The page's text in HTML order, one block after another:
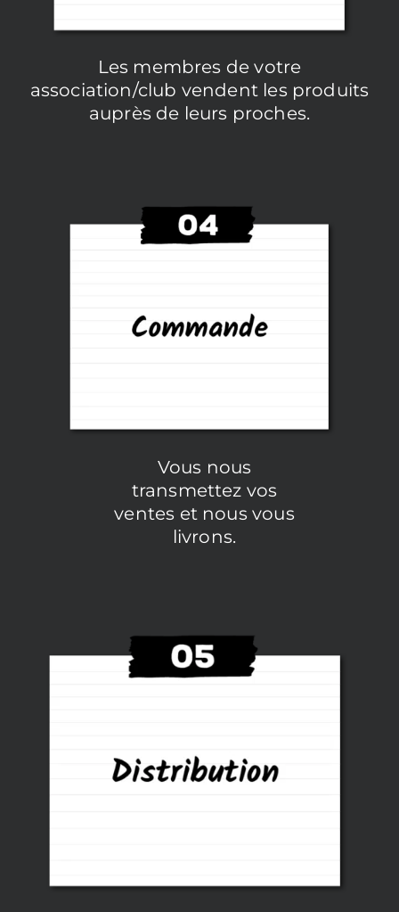
Les membres de votre
association/club vendent les produits
auprès de leurs proches.
Vous nous
transmettez vos
ventes et nous vous
livrons.